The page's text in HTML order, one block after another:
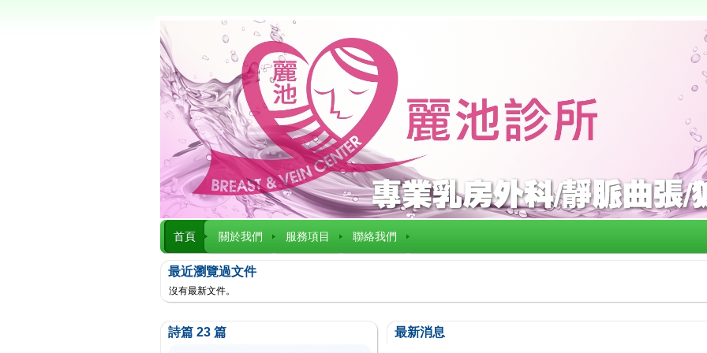
首頁 關於我們 服務項目 聯絡我們
最近瀏覽過文件
沒有最新文件。
詩篇 23 篇 最新消息